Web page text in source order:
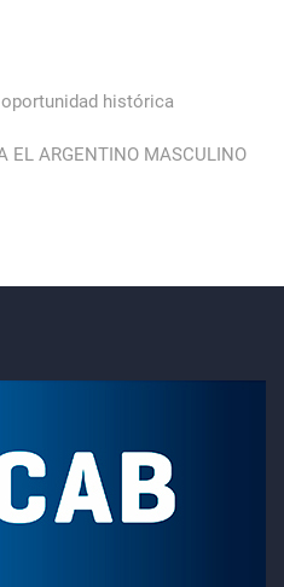
histórica
EL ARGENTINO MASCULINO